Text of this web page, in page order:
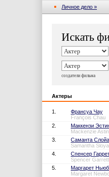
Личное дело »
Искать
создатели фильма
Актеры
1.
Франсуа Чау
François Chau
2.
Маккензи
Mackenzie Astin
3.
Саманта
Samantha
4.
Спенсер
Spencer Garrett
5.
Маргарет
Margaret